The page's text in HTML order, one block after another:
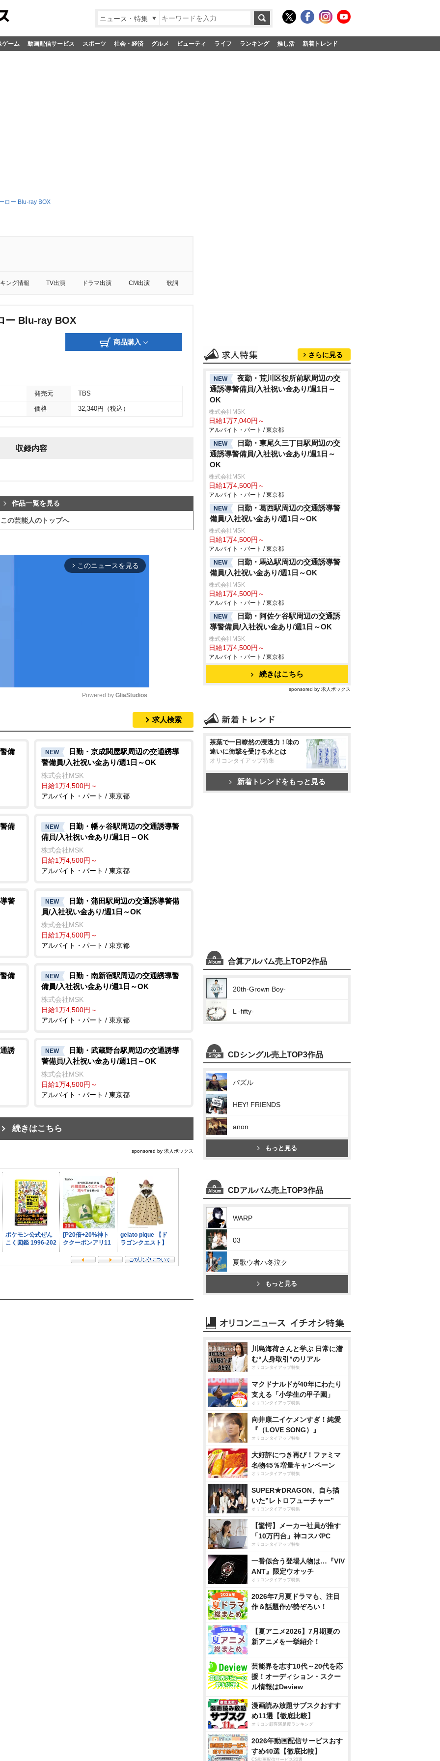
ニュース・特集
ゲーム 動画配信サービス スポーツ 社会・経済 グルメ ビューティ ライフ ランキング 推し活 新着トレンド
ロー Blu-ray BOX
ング情報 TV出演 ドラマ出演 CM出演 歌詞
ー Blu-ray BOX
商品購入
発売元 TBS
価格 32,340円（税込）
収録内容
作品一覧を見る
この芸能人のトップへ
arrow_forward_ios このニュースを見る
t
e
Powered by GliaStudios
求人検索
備 NEW
日勤・京成関屋駅周辺の交通誘導
警備員/入社祝い金あり/週1日～OK
株式会社MSK
日給1万4,500円～
アルバイト・パート / 東京都
備 NEW
日勤・幡ヶ谷駅周辺の交通誘導警
備員/入社祝い金あり/週1日～OK
株式会社MSK
日給1万4,500円～
アルバイト・パート / 東京都
警 NEW
日勤・蒲田駅周辺の交通誘導警備
員/入社祝い金あり/週1日～OK
株式会社MSK
日給1万4,500円～
アルバイト・パート / 東京都
備 NEW
日勤・南新宿駅周辺の交通誘導警
備員/入社祝い金あり/週1日～OK
株式会社MSK
日給1万4,500円～
アルバイト・パート / 東京都
誘 NEW
日勤・武蔵野台駅周辺の交通誘導
警備員/入社祝い金あり/週1日～OK
株式会社MSK
日給1万4,500円～
アルバイト・パート / 東京都
続きはこちら
sponsored by 求人ボックス
さらに見る
NEW
夜勤・荒川区役所前駅周辺の交
通誘導警備員/入社祝い金あり/週1日～
OK
株式会社MSK
日給1万7,040円～
アルバイト・パート / 東京都
NEW
日勤・東尾久三丁目駅周辺の交
通誘導警備員/入社祝い金あり/週1日～
OK
株式会社MSK
日給1万4,500円～
アルバイト・パート / 東京都
NEW
日勤・葛西駅周辺の交通誘導警
備員/入社祝い金あり/週1日～OK
株式会社MSK
日給1万4,500円～
アルバイト・パート / 東京都
NEW
日勤・馬込駅周辺の交通誘導警
備員/入社祝い金あり/週1日～OK
株式会社MSK
日給1万4,500円～
アルバイト・パート / 東京都
NEW
日勤・阿佐ケ谷駅周辺の交通誘
導警備員/入社祝い金あり/週1日～OK
株式会社MSK
日給1万4,500円～
アルバイト・パート / 東京都
続きはこちら
sponsored by 求人ボックス
茶葉で一目瞭然の浸透力！味の
違いに衝撃を受ける水とは
オリコンタイアップ特集
新着トレンドをもっと見る
合算アルバム売上TOP2作品
20th-Grown Boy-
L -fifty-
CDシングル売上TOP3作品
パズル
HEY! FRIENDS
anon
もっと見る
CDアルバム売上TOP3作品
WARP
03
夏歌ウ者ハ冬泣ク
もっと見る
川島海荷さんと学ぶ 日常に潜
む“人身取引”のリアル
オリコンタイアップ特集
マクドナルドが40年にわたり
支える「小学生の甲子園」
オリコンタイアップ特集
向井康二イケメンすぎ！純愛
『（LOVE SONG）』
オリコンタイアップ特集
大好評につき再び！ファミマ
名物45％増量キャンペーン
オリコンタイアップ特集
SUPER★DRAGON、自ら描
いた”レトロフューチャー”
オリコンタイアップ特集
【驚愕】メーカー社員が推す
「10万円台」神コスパPC
オリコンタイアップ特集
一番似合う登場人物は…『VIV
ANT』限定ウオッチ
オリコンタイアップ特集
2026年7月夏ドラマも、注目
作＆話題作が勢ぞろい！
【夏アニメ2026】7月期夏の
新アニメを一挙紹介！
芸能界を志す10代～20代を応
援！オーディション・スクー
ル情報はDeview
漫画読み放題サブスクおすす
め11選【徹底比較】
オリコン顧客満足度ランキング
2026年動画配信サービスおす
すめ40選【徹底比較】
CS動画配信サービス20選